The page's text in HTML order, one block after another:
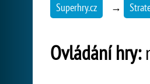
Superhry.cz →
Ovládání hry: